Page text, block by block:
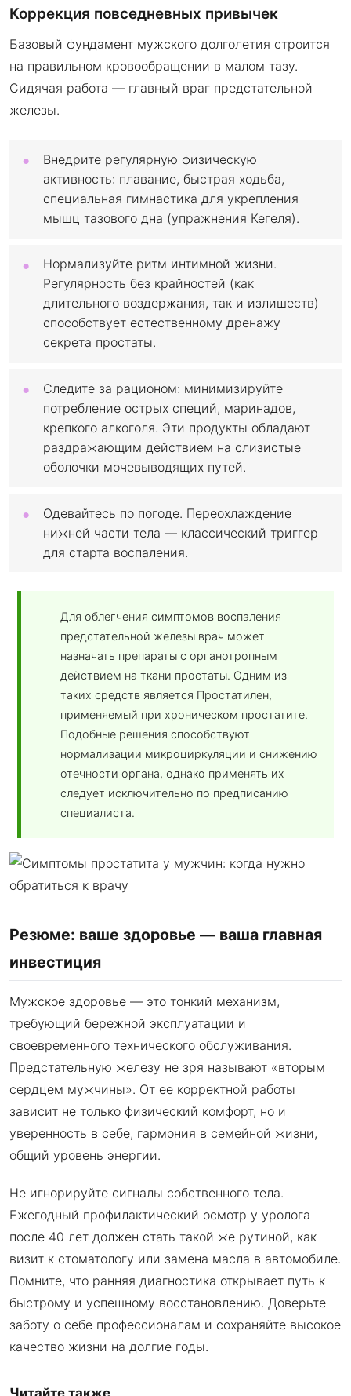
Коррекция повседневных привычек
Базовый фундамент мужского долголетия строится
на правильном кровообращении в малом тазу.
Сидячая работа — главный враг предстательной
железы.
Внедрите регулярную физическую
активность: плавание, быстрая ходьба,
специальная гимнастика для укрепления
мышц тазового дна (упражнения Кегеля).
Нормализуйте ритм интимной жизни.
Регулярность без крайностей (как
длительного воздержания, так и излишеств)
способствует естественному дренажу
секрета простаты.
Следите за рационом: минимизируйте
потребление острых специй, маринадов,
крепкого алкоголя. Эти продукты обладают
раздражающим действием на слизистые
оболочки мочевыводящих путей.
Одевайтесь по погоде. Переохлаждение
нижней части тела — классический триггер
для старта воспаления.
Для облегчения симптомов воспаления
предстательной железы врач может
назначать препараты с органотропным
действием на ткани простаты. Одним из
таких средств является Простатилен,
применяемый при хроническом простатите.
Подобные решения способствуют
нормализации микроциркуляции и снижению
отечности органа, однако применять их
следует исключительно по предписанию
специалиста.
Резюме: ваше здоровье — ваша главная
инвестиция
Мужское здоровье — это тонкий механизм,
требующий бережной эксплуатации и
своевременного технического обслуживания.
Предстательную железу не зря называют «вторым
сердцем мужчины». От ее корректной работы
зависит не только физический комфорт, но и
уверенность в себе, гармония в семейной жизни,
общий уровень энергии.
Не игнорируйте сигналы собственного тела.
Ежегодный профилактический осмотр у уролога
после 40 лет должен стать такой же рутиной, как
визит к стоматологу или замена масла в автомобиле.
Помните, что ранняя диагностика открывает путь к
быстрому и успешному восстановлению. Доверьте
заботу о себе профессионалам и сохраняйте высокое
качество жизни на долгие годы.